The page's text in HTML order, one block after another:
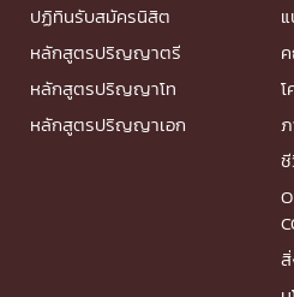
ปฏิทินรับสมัครนิสิต
หลักสูตรปริญญาตรี
หลักสูตรปริญญาโท
หลักสูตรปริญญาเอก